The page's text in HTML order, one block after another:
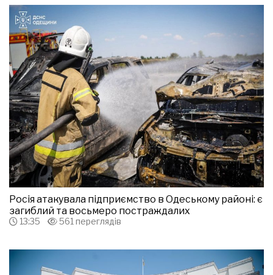
Росія атакувала підприємство в Одеському районі: є
загиблий та восьмеро постраждалих
13:35 561 переглядів